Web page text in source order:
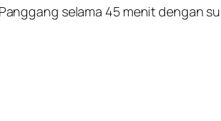
selama 45 menit dengan